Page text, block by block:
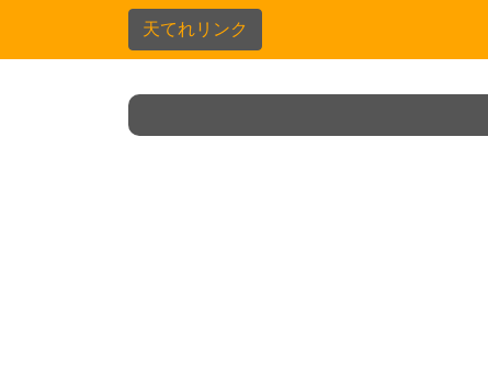
天てれリンク